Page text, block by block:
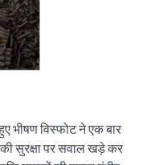
हुए भीषण विस्फोट ने एक बार
की सुरक्षा पर सवाल खड़े कर